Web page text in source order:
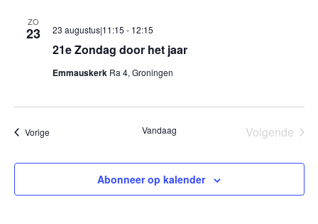
ZO
23
21e Zondag door het jaar
23 augustus|11:15 - 12:15
Emmauskerk Ra 4, Groningen
VorigeVieringen Vandaag
Volgende
Abonneer op kalender